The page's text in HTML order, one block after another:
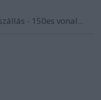
- 150es vonal...